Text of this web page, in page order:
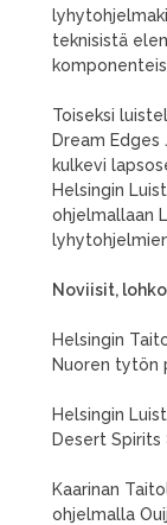
teknisistä
Toiseksi
Dream Edges
kulkevi
Helsingin
ohjelmallaan
Noviisit,
Helsingin
Nuoren tytön
Helsingin
Desert
Kaarinan
ohjelmalla